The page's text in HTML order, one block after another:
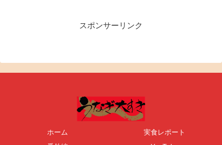
スポンサーリンク
ホーム
実食レポート